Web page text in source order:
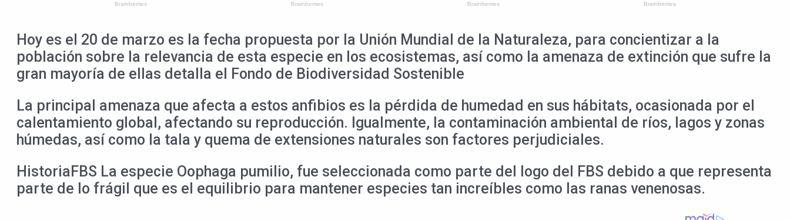
Hoy es el 20 de marzo es la fecha propuesta por la Unión Mundial de la Naturaleza, para concientizar a la
población sobre la relevancia de esta especie en los ecosistemas, así como la amenaza de extinción que sufre la
gran mayoría de ellas detalla el Fondo de Biodiversidad Sostenible
La principal amenaza que afecta a estos anfibios es la pérdida de humedad en sus hábitats, ocasionada por el
calentamiento global, afectando su reproducción. Igualmente, la contaminación ambiental de ríos, lagos y zonas
húmedas, así como la tala y quema de extensiones naturales son factores perjudiciales.
HistoriaFBS La especie Oophaga pumilio, fue seleccionada como parte del logo del FBS debido a que representa
parte de lo frágil que es el equilibrio para mantener especies tan increíbles como las ranas venenosas.